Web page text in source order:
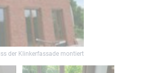
der Klinkerfassade montiert